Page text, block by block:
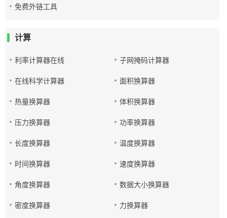
免费外链工具
计算
利率计算器在线 子网掩码计算器
在线科学计算器 面积换算器
热量换算器 体积换算器
压力换算器 功率换算器
长度换算器 温度换算器
时间换算器 速度换算器
角度换算器 数据大小换算器
密度换算器 力换算器